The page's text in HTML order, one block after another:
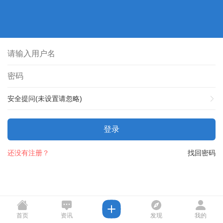
安全提问(未设置请忽略)
登录
找回密码
还没有注册？
首页 资讯 发现 我的